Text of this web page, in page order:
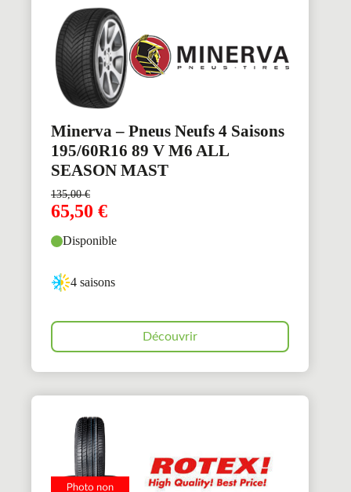
Minerva – Pneus Neufs 4 Saisons
195/60R16 89 V M6 ALL
SEASON MAST
135,00€
65,50 €
Disponible
4 saisons
Découvrir